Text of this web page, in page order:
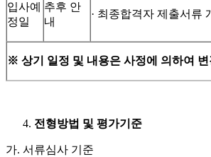
입사예
정일
추후 안
내
· 최종합격자 제출서류
※ 상기 일정 및 내용은 사정에 의하여
전형방법 및 평가기준
가. 서류심사 기준